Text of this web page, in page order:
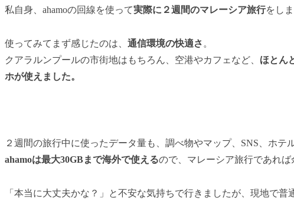
私自身、ahamoの回線を使って実際に２週間のマレーシア旅行をしま
使ってみてまず感じたのは、 通信環境の快適さ 。
クアラルンプールの市街地はもちろん、空港やカフェなど、 ほとん
ホが使えました。
２週間の旅行中に使ったデータ量も、調べ物やマップ、SNS、ホテ
ahamoは最大30GBまで海外で使えるので、マレーシア旅行であれば
「本当に大丈夫かな？」と不安な気持ちで行きましたが、現地で普